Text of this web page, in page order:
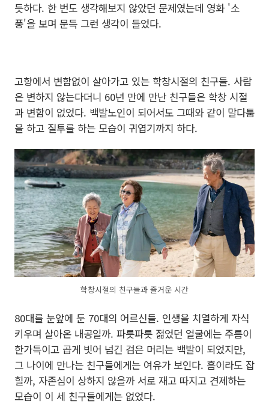
듯하다. 한 번도 생각해보지 않았던 문제였는데 영화 '소
풍'을 보며 문득 그런 생각이 들었다.
고향에서 변함없이 살아가고 있는 학창시절의 친구들. 사람
은 변하지 않는다더니 60년 만에 만난 친구들은 학창 시절
과 변함이 없었다. 백발노인이 되어서도 그때와 같이 말다툼
을 하고 질투를 하는 모습이 귀엽기까지 하다.
학창시절의 친구들과 즐거운 시간
80대를 눈앞에 둔 70대의 어르신들. 인생을 치열하게 자식
키우며 살아온 내공일까. 파릇파릇 젊었던 얼굴에는 주름이
한가득이고 곱게 빗어 넘긴 검은 머리는 백발이 되었지만,
그 나이에 만나는 친구들에게는 여유가 보인다. 흠이라도 잡
힐까, 자존심이 상하지 않을까 서로 재고 따지고 견제하는
모습이 이 세 친구들에게는 없었다.